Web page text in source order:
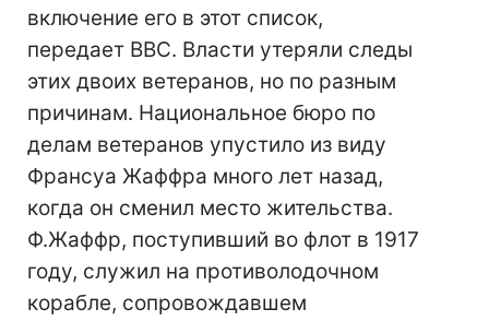
включение его в этот список,
передает BBC. Власти утеряли следы
этих двоих ветеранов, но по разным
причинам. Национальное бюро по
делам ветеранов упустило из виду
Франсуа Жаффра много лет назад,
когда он сменил место жительства.
Ф.Жаффр, поступивший во флот в 1917
году, служил на противолодочном
корабле, сопровождавшем